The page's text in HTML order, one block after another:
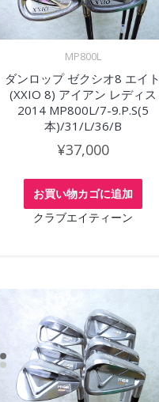
MP800L
ダンロップ ゼクシオ8 エイト
(XXIO 8) アイアン レディス
2014 MP800L/7-9.P.S(5
本)/31/L/36/B
¥37,000
お買い物カゴに追加
クラブエイティーン